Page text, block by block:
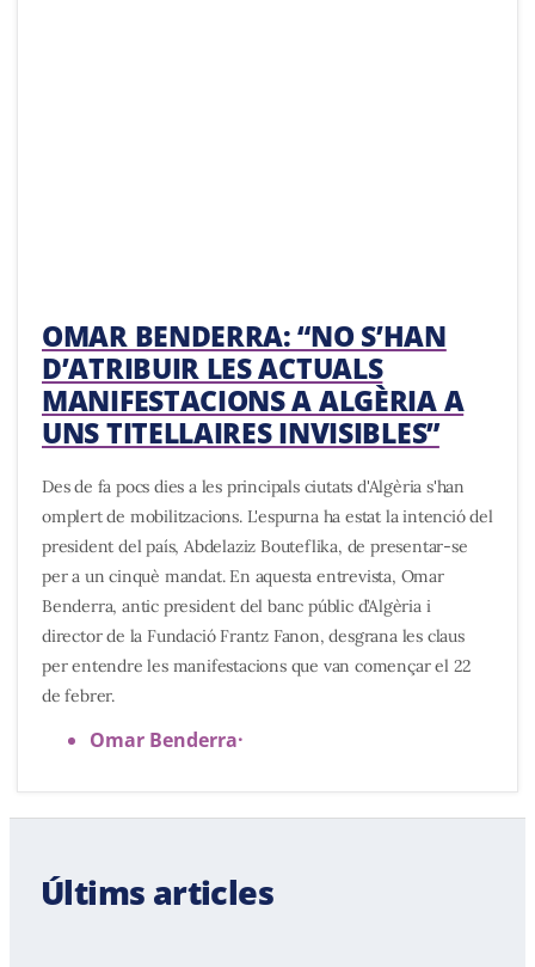
OMAR BENDERRA: “NO S’HAN
D’ATRIBUIR LES ACTUALS
MANIFESTACIONS A ALGÈRIA A
UNS TITELLAIRES INVISIBLES”
Des de fa pocs dies a les principals ciutats d'Algèria s'han
omplert de mobilitzacions. L'espurna ha estat la intenció del
president del país, Abdelaziz Bouteflika, de presentar-se
per a un cinquè mandat. En aquesta entrevista, Omar
Benderra, antic president del banc públic d’Algèria i
director de la Fundació Frantz Fanon, desgrana les claus
per entendre les manifestacions que van començar el 22
de febrer.
Omar Benderra·
Últims articles